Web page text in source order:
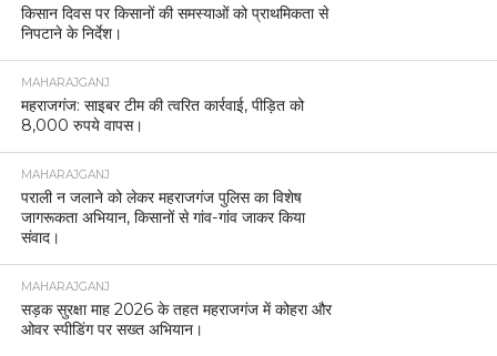
किसान दिवस पर किसानों की समस्याओं को प्राथमिकता से
निपटाने के निर्देश।
MAHARAJGANJ
महराजगंज: साइबर टीम की त्वरित कार्रवाई, पीड़ित को
8,000 रुपये वापस।
MAHARAJGANJ
पराली न जलाने को लेकर महराजगंज पुलिस का विशेष
जागरूकता अभियान, किसानों से गांव-गांव जाकर किया
संवाद।
MAHARAJGANJ
सड़क सुरक्षा माह 2026 के तहत महराजगंज में कोहरा और
ओवर स्पीडिंग पर सख्त अभियान।